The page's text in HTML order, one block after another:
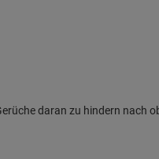
daran zu hindern nach